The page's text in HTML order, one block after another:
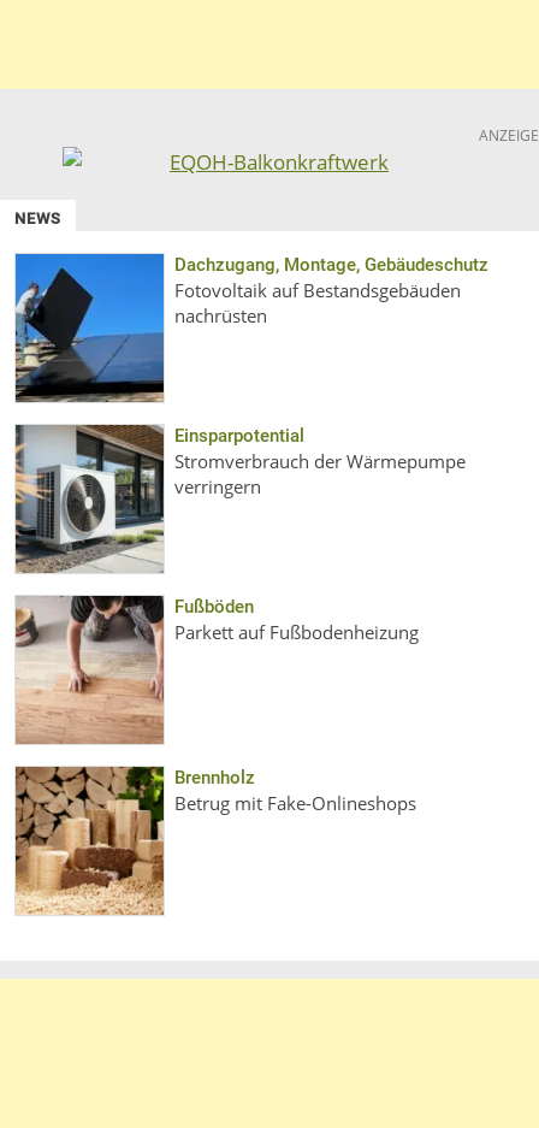
ANZEIGE
NEWS
Dachzugang, Montage, Gebäudeschutz
Fotovoltaik auf Bestandsgebäuden
nachrüsten
Einsparpotential
Stromverbrauch der Wärmepumpe
verringern
Fußböden
Parkett auf Fußbodenheizung
Brennholz
Betrug mit Fake-Onlineshops